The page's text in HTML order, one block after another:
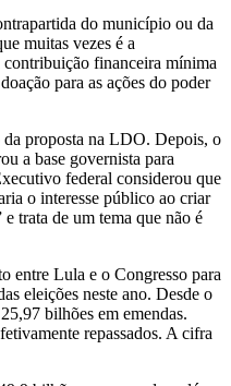
do município ou da
muitas vezes é a
financeira mínima
para as ações do poder
proposta na LDO. Depois, o
a base governista para
federal considerou que
o interesse público ao criar
trata de um tema que não é
entre Lula e o Congresso para
eleições neste ano. Desde o
bilhões em emendas.
repassados. A cifra